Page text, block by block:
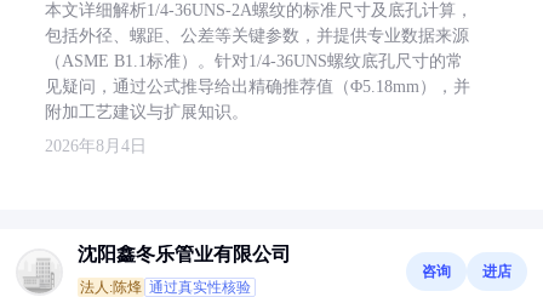
本文详细解析1/4-36UNS-2A螺纹的标准尺寸及底孔计算，
包括外径、螺距、公差等关键参数，并提供专业数据来源
（ASME B1.1标准）。针对1/4-36UNS螺纹底孔尺寸的常
见疑问，通过公式推导给出精确推荐值（Φ5.18mm），并
附加工艺建议与扩展知识。
2026年8月4日
沈阳鑫冬乐管业有限公司
法人:陈烽 通过真实性核验
咨询 进店